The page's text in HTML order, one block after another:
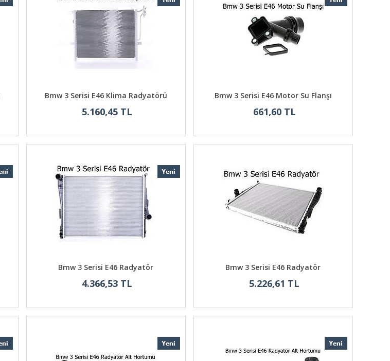
Bmw 3 Serisi E46 Klima Radyatörü
5.160,45 TL
Bmw 3 Serisi E46 Motor Su Flanşı
661,60 TL
Bmw 3 Serisi E46 Radyatör
4.366,53 TL
Bmw 3 Serisi E46 Radyatör
5.226,61 TL